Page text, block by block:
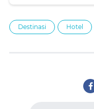
Destinasi Hotel